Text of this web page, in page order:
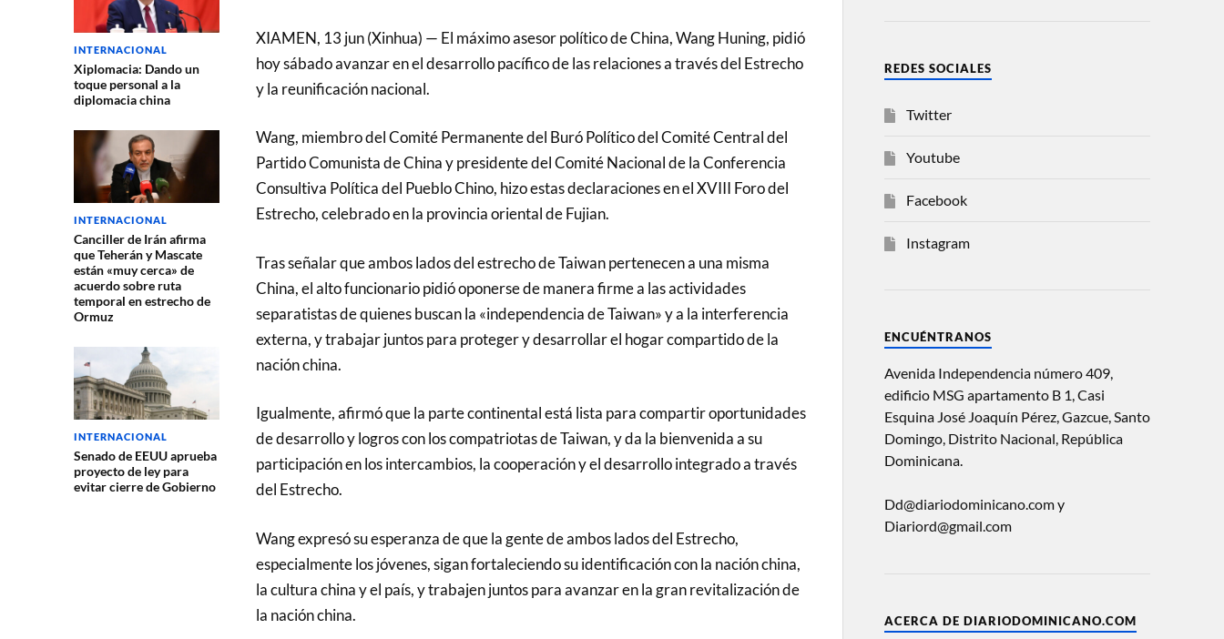
INTERNACIONAL
Xiplomacia: Dando un
toque personal a la
diplomacia china
INTERNACIONAL
Canciller de Irán afirma
que Teherán y Mascate
están «muy cerca» de
acuerdo sobre ruta
temporal en estrecho de
Ormuz
INTERNACIONAL
Senado de EEUU aprueba
proyecto de ley para
evitar cierre de Gobierno
XIAMEN, 13 jun (Xinhua) — El máximo asesor político de China, Wang Huning, pidió
hoy sábado avanzar en el desarrollo pacífico de las relaciones a través del Estrecho
y la reunificación nacional.
Wang, miembro del Comité Permanente del Buró Político del Comité Central del
Partido Comunista de China y presidente del Comité Nacional de la Conferencia
Consultiva Política del Pueblo Chino, hizo estas declaraciones en el XVIII Foro del
Estrecho, celebrado en la provincia oriental de Fujian.
Tras señalar que ambos lados del estrecho de Taiwan pertenecen a una misma
China, el alto funcionario pidió oponerse de manera firme a las actividades
separatistas de quienes buscan la «independencia de Taiwan» y a la interferencia
externa, y trabajar juntos para proteger y desarrollar el hogar compartido de la
nación china.
Igualmente, afirmó que la parte continental está lista para compartir oportunidades
de desarrollo y logros con los compatriotas de Taiwan, y da la bienvenida a su
participación en los intercambios, la cooperación y el desarrollo integrado a través
del Estrecho.
Wang expresó su esperanza de que la gente de ambos lados del Estrecho,
especialmente los jóvenes, sigan fortaleciendo su identificación con la nación china,
la cultura china y el país, y trabajen juntos para avanzar en la gran revitalización de
la nación china.
REDES SOCIALES
Twitter
Youtube
Facebook
Instagram
ENCUÉNTRANOS
Avenida Independencia número 409,
edificio MSG apartamento B 1, Casi
Esquina José Joaquín Pérez, Gazcue, Santo
Domingo, Distrito Nacional, República
Dominicana.
Dd@diariodominicano.com y
Diariord@gmail.com
ACERCA DE DIARIODOMINICANO.COM